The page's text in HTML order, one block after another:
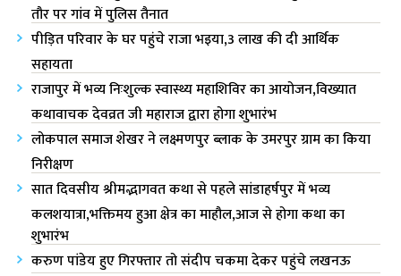
तौर पर गांव में पुलिस तैनात
पीड़ित परिवार के घर पहुंचे राजा भ‌इया,3 लाख की दी आर्थिक
सहायता
राजापुर में भव्य निःशुल्क स्वास्थ्य महाशिविर का आयोजन,विख्यात
कथावाचक देवव्रत जी महाराज द्वारा होगा शुभारंभ
लोकपाल समाज शेखर ने लक्ष्मणपुर ब्लाक के उमरपुर ग्राम का किया
निरीक्षण
सात दिवसीय श्रीमद्भागवत कथा से पहले सांडाहर्षपुर में भव्य
कलशयात्रा,भक्तिमय हुआ क्षेत्र का माहौल,आज से होगा कथा का
शुभारंभ
करुण पांडेय हुए गिरफ्तार तो संदीप चकमा देकर पहुंचे लखनऊ